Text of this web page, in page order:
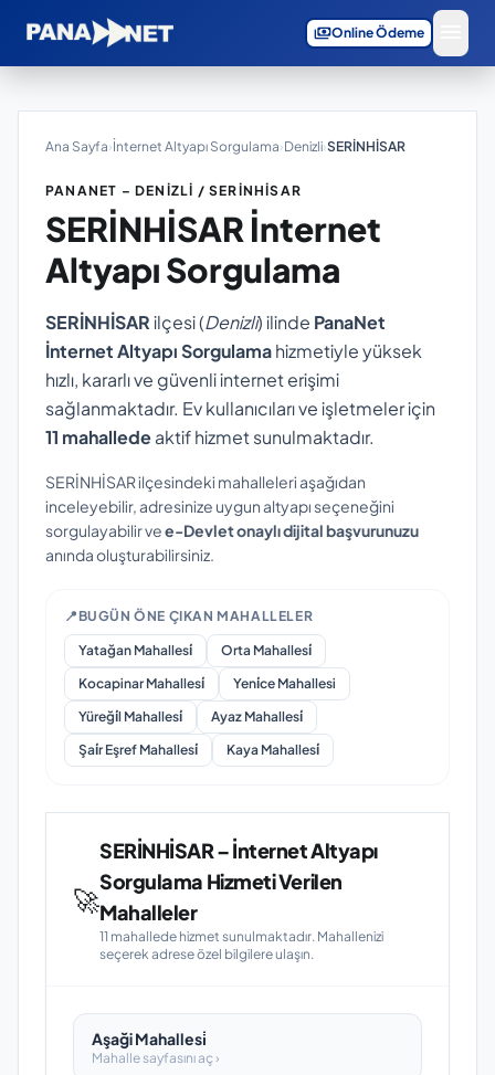
paymentsOnline Ödeme
Ana Sayfa›İnternet Altyapı Sorgulama›Denizli›SERİNHİSAR
PANANET – DENIZLI / SERİNHİSAR
SERİNHİSAR İnternet
Altyapı Sorgulama
SERİNHİSARilçesi (Denizli) ilinde PanaNet
İnternet Altyapı Sorgulamahizmetiyle yüksek
hızlı, kararlı ve güvenli internet erişimi
sağlanmaktadır. Ev kullanıcıları ve işletmeler için
11 mahalledeaktif hizmet sunulmaktadır.
SERİNHİSAR ilçesindeki mahalleleri aşağıdan
inceleyebilir, adresinize uygun altyapı seçeneğini
sorgulayabilir vee-Devlet onaylı dijital başvurunuzu
anında oluşturabilirsiniz.
📍 BUGÜN ÖNE ÇIKAN MAHALLELER
Yatağan Mahallesi̇
Orta Mahallesi̇
Kocapinar Mahallesi̇
Yeni̇ce Mahallesi
Yüreği̇l Mahallesi̇
Ayaz Mahallesi̇
Şai̇r Eşref Mahallesi̇
Kaya Mahallesi̇
🚀
SERİNHİSAR – İnternet Altyapı
Sorgulama Hizmeti Verilen
Mahalleler
11 mahallede hizmet sunulmaktadır. Mahallenizi
seçerek adrese özel bilgilere ulaşın.
Aşaği Mahallesi̇
Mahalle sayfasını aç ›